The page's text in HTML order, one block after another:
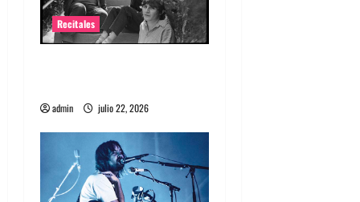
Recitales
admin julio 22, 2026